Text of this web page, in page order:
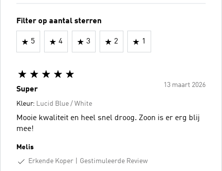
Filter op aantal sterren
5 4 3 2 1
13 maart 2026
Super
Kleur: Lucid Blue / White
Mooie kwaliteit en heel snel droog. Zoon is er erg blij
mee!
Melis
Erkende Koper
Gestimuleerde Review